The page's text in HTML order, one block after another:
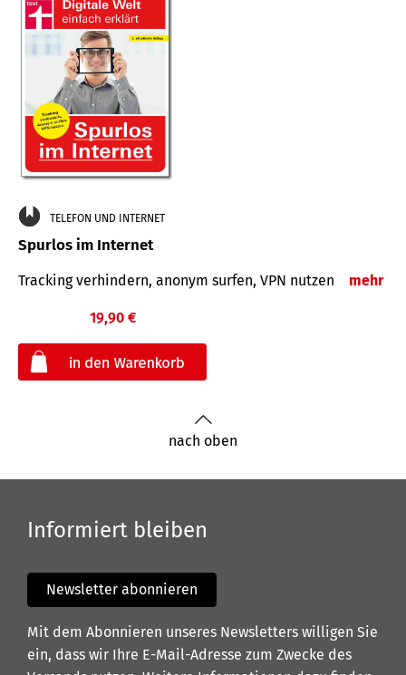
TELEFON UND INTERNET
Spurlos im Internet
Tracking verhindern, anonym surfen, VPN nutzen mehr
19,90 €
nach oben
Informiert bleiben
Newsletter abonnieren
Mit dem Abonnieren unseres Newsletters willigen Sie
ein, dass wir Ihre E-Mail-Adresse zum Zwecke des